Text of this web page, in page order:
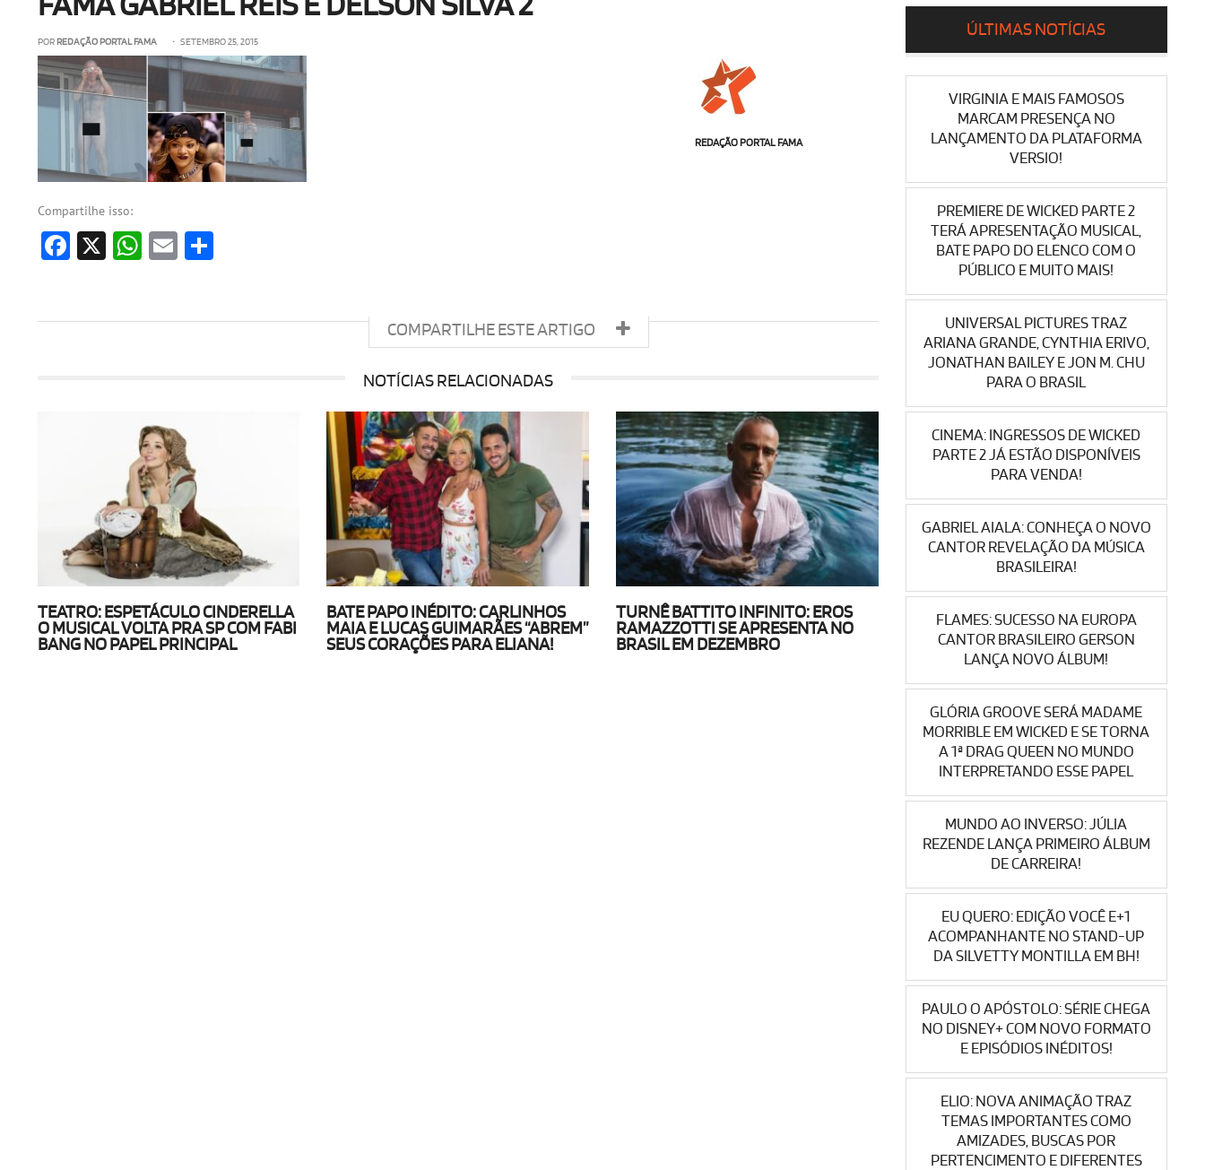
POR REDAÇÃO PORTAL FAMA • SETEMBRO 25, 2015
REDAÇÃO PORTAL FAMA
Compartilhe isso:
Facebook
X WhatsApp
Email
COMPARTILHE ESTE ARTIGO
NOTÍCIAS RELACIONADAS
TEATRO: ESPETÁCULO CINDERELLA
O MUSICAL VOLTA PRA SP COM FABI
BANG NO PAPEL PRINCIPAL
BATE PAPO INÉDITO: CARLINHOS
MAIA E LUCAS GUIMARÃES “ABREM”
SEUS CORAÇÕES PARA ELIANA!
TURNÊ BATTITO INFINITO: EROS
RAMAZZOTTI SE APRESENTA NO
BRASIL EM DEZEMBRO
ÚLTIMAS NOTÍCIAS
VIRGINIA E MAIS FAMOSOS
MARCAM PRESENÇA NO
LANÇAMENTO DA PLATAFORMA
VERSIO!
PREMIERE DE WICKED PARTE 2
TERÁ APRESENTAÇÃO MUSICAL,
BATE PAPO DO ELENCO COM O
PÚBLICO E MUITO MAIS!
UNIVERSAL PICTURES TRAZ
ARIANA GRANDE, CYNTHIA ERIVO,
JONATHAN BAILEY E JON M. CHU
PARA O BRASIL
CINEMA: INGRESSOS DE WICKED
PARTE 2 JÁ ESTÃO DISPONÍVEIS
PARA VENDA!
GABRIEL AIALA: CONHEÇA O NOVO
CANTOR REVELAÇÃO DA MÚSICA
BRASILEIRA!
FLAMES: SUCESSO NA EUROPA
CANTOR BRASILEIRO GERSON
LANÇA NOVO ÁLBUM!
GLÓRIA GROOVE SERÁ MADAME
MORRIBLE EM WICKED E SE TORNA
A 1ª DRAG QUEEN NO MUNDO
INTERPRETANDO ESSE PAPEL
MUNDO AO INVERSO: JÚLIA
REZENDE LANÇA PRIMEIRO ÁLBUM
DE CARREIRA!
EU QUERO: EDIÇÃO VOCÊ E+1
ACOMPANHANTE NO STAND-UP
DA SILVETTY MONTILLA EM BH!
PAULO O APÓSTOLO: SÉRIE CHEGA
NO DISNEY+ COM NOVO FORMATO
E EPISÓDIOS INÉDITOS!
ELIO: NOVA ANIMAÇÃO TRAZ
TEMAS IMPORTANTES COMO
AMIZADES, BUSCAS POR
PERTENCIMENTO E DIFERENTES